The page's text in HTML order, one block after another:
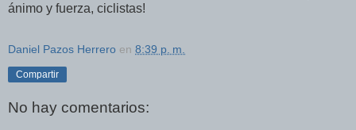
ánimo y fuerza, ciclistas!
Daniel Pazos Herrero en 8:39 p. m.
Compartir
No hay comentarios: